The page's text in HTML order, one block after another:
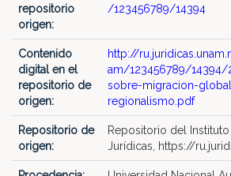
repositorio
origen:
/123456789/14394
Contenido
digital en el
repositorio de
origen:
http://
am/123456789/
sobre-migracion-
regionalismo.pdf
Repositorio de
origen:
Repositorio del
Jurídicas, https://